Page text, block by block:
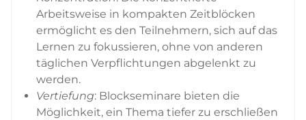
Arbeitsweise in kompakten Zeitblöcken
ermöglicht es den Teilnehmern, sich auf das
Lernen zu fokussieren, ohne von anderen
täglichen Verpflichtungen abgelenkt zu
werden.
Vertiefung: Blockseminare bieten die
Möglichkeit, ein Thema tiefer zu erschließen